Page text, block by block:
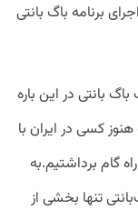
برنامه باگ بانتی
بانتی در این باره
که هنوز کسی در ایران با
گام برداشتیم.‌به
تنها بخشی از